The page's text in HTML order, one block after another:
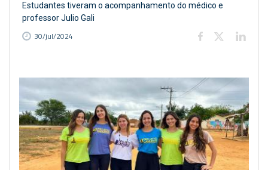
Estudantes tiveram o acompanhamento do médico e
professor Julio Gali
30/jul/2024